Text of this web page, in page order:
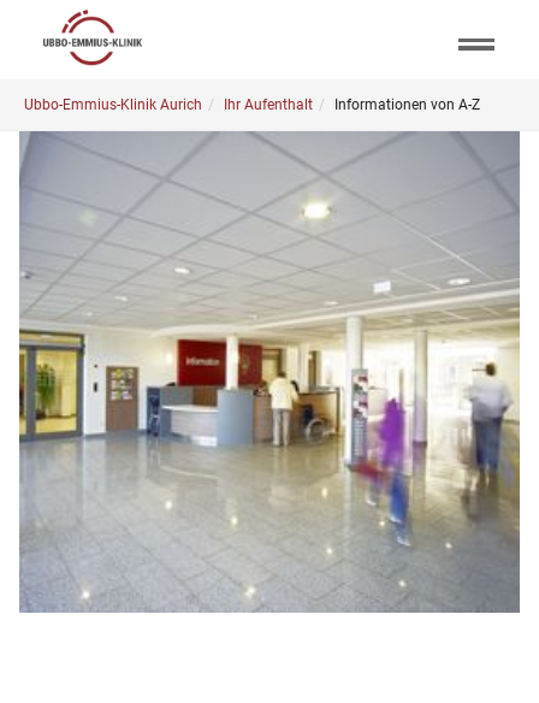
content
here:
Ubbo-Emmius-Klinik Aurich Ihr Aufenthalt Informationen von A-Z